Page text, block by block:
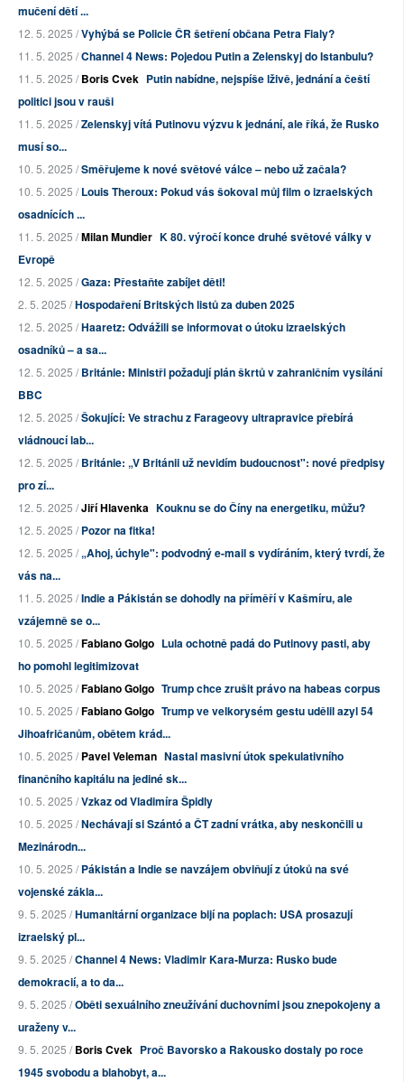
mučení dětí ...
12. 5. 2025 /Vyhýbá se Policie ČR šetření občana Petra Fialy?
11. 5. 2025 /Channel 4 News: Pojedou Putin a Zelenskyj do Istanbulu?
11. 5. 2025 /Boris Cvek Putin nabídne, nejspíše lživě, jednání a čeští
politici jsou v rauši
11. 5. 2025 /Zelenskyj vítá Putinovu výzvu k jednání, ale říká, že Rusko
musí so...
10. 5. 2025 /Směřujeme k nové světové válce – nebo už začala?
10. 5. 2025 /Louis Theroux: Pokud vás šokoval můj film o izraelských
osadnících ...
11. 5. 2025 /Milan Mundier K 80. výročí konce druhé světové války v
Evropě
12. 5. 2025 /Gaza: Přestaňte zabíjet děti!
2. 5. 2025 /Hospodaření Britských listů za duben 2025
12. 5. 2025 /Haaretz: Odvážili se informovat o útoku izraelských
osadníků – a sa...
12. 5. 2025 /Británie: Ministři požadují plán škrtů v zahraničním vysílání
BBC
12. 5. 2025 /Šokující: Ve strachu z Farageovy ultrapravice přebírá
vládnoucí lab...
12. 5. 2025 /Británie: „V Británii už nevidím budoucnost": nové předpisy
pro zí...
12. 5. 2025 /Jiří Hlavenka Kouknu se do Číny na energetiku, můžu?
12. 5. 2025 /Pozor na fitka!
12. 5. 2025 /„Ahoj, úchyle": podvodný e-mail s vydíráním, který tvrdí, že
vás na...
11. 5. 2025 /Indie a Pákistán se dohodly na příměří v Kašmíru, ale
vzájemně se o...
10. 5. 2025 /Fabiano Golgo Lula ochotně padá do Putinovy pasti, aby
ho pomohl legitimizovat
10. 5. 2025 /Fabiano Golgo Trump chce zrušit právo na habeas corpus
10. 5. 2025 /Fabiano Golgo Trump ve velkorysém gestu udělil azyl 54
Jihoafričanům, obětem krád...
10. 5. 2025 /Pavel Veleman Nastal masivní útok spekulativního
finančního kapitálu na jediné sk...
10. 5. 2025 /Vzkaz od Vladimíra Špidly
10. 5. 2025 /Nechávají si Szántó a ČT zadní vrátka, aby neskončili u
Mezinárodn...
10. 5. 2025 /Pákistán a Indie se navzájem obviňují z útoků na své
vojenské zákla...
9. 5. 2025 /Humanitární organizace bijí na poplach: USA prosazují
izraelský pl...
9. 5. 2025 /Channel 4 News: Vladimir Kara-Murza: Rusko bude
demokracií, a to da...
9. 5. 2025 /Oběti sexuálního zneužívání duchovními jsou znepokojeny a
uraženy v...
9. 5. 2025 /Boris Cvek Proč Bavorsko a Rakousko dostaly po roce
1945 svobodu a blahobyt, a...